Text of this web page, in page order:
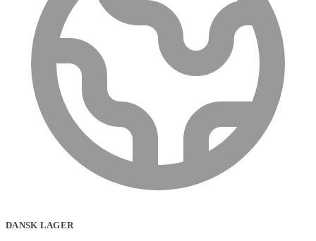
DANSK LAGER